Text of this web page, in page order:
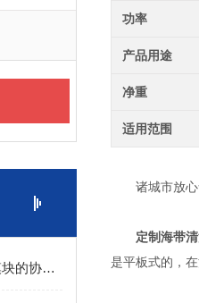
海带清洗机多个功能模块的协同优化与食品级安全设计分享
功率
产品用途
净重
适用范围
诸城市放心
定制海带
是平板式的，